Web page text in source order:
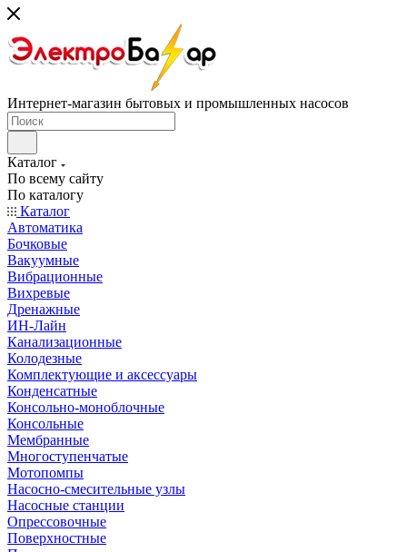
Интернет-магазин бытовых и промышленных насосов
Каталог
По всему сайту
По каталогу
Каталог
Автоматика
Бочковые
Вакуумные
Вибрационные
Вихревые
Дренажные
ИН-Лайн
Канализационные
Колодезные
Комплектующие и аксессуары
Конденсатные
Консольно-моноблочные
Консольные
Мембранные
Многоступенчатые
Мотопомпы
Насосно-смесительные узлы
Насосные станции
Опрессовочные
Поверхностные